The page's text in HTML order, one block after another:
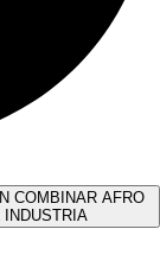
COMBINAR AFRO